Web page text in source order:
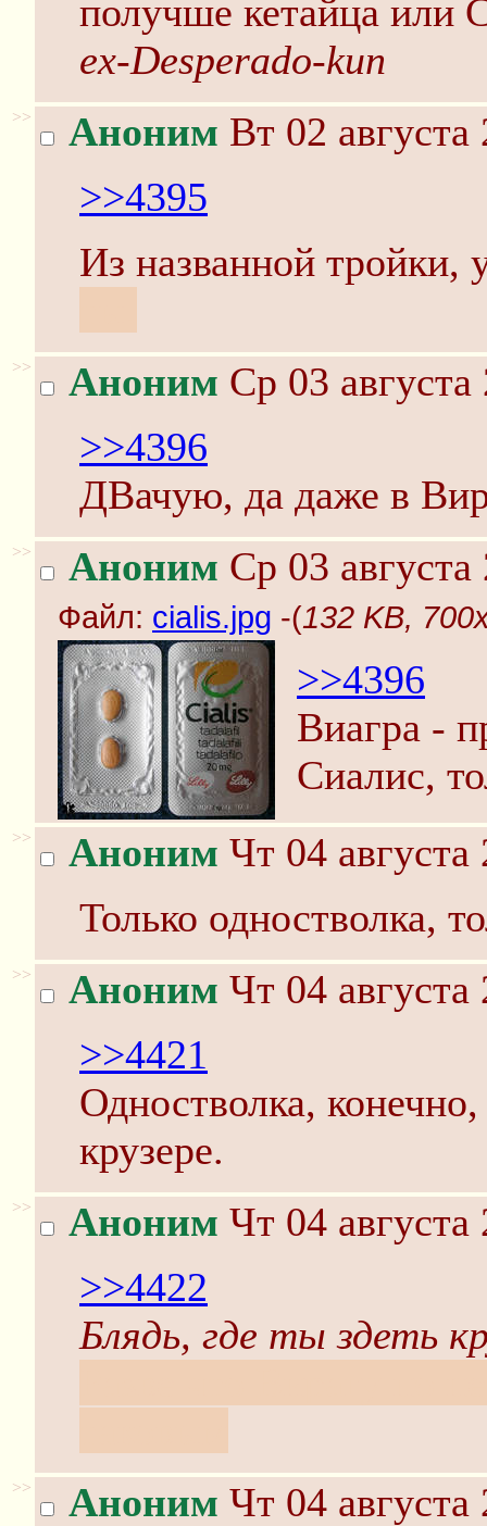
получше кетайца или
ex-Desperado-kun
>> Аноним Вт 02
>>4395
Из названной тройки,
>> Аноним Ср 03
>>4396
ДВачую, да даже в
>> Аноним Ср 03
Файл: cialis.jpg -(132 KB,
>>4396
Виагра -
Сиалис,
>> Аноним Чт 04
Только одностволка,
>> Аноним Чт 04
>>4421
Одностволка,
крузере.
>> Аноним Чт 04
>>4422
Блядь, где ты здеть
>> Аноним Чт 04